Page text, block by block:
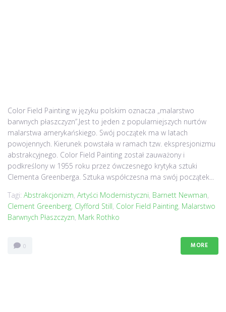
Color Field Painting w języku polskim oznacza „malarstwo
barwnych płaszczyzn”.Jest to jeden z popularniejszych nurtów
malarstwa amerykańskiego. Swój początek ma w latach
powojennych. Kierunek powstała w ramach tzw. ekspresjonizmu
abstrakcyjnego. Color Field Painting został zauważony i
podkreślony w 1955 roku przez ówczesnego krytyka sztuki
Clementa Greenberga. Sztuka współczesna ma swój początek...
Tagi: Abstrakcjonizm, Artyści Modernistyczni, Barnett Newman,
Clement Greenberg, Clyfford Still, Color Field Painting, Malarstwo
Barwnych Płaszczyzn, Mark Rothko
0 MORE